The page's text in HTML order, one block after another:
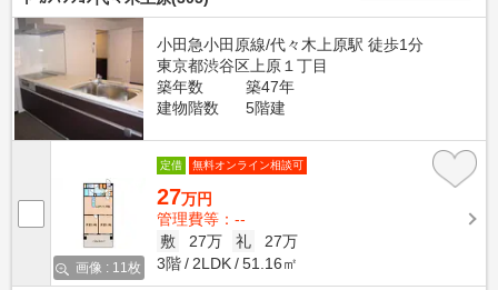
小田急小田原線/代々木上原駅 徒歩1分
東京都渋谷区上原１丁目
築年数
築47年
建物階数
5階建
画像 : 11枚
定借 無料オンライン相談可
27万円
管理費等：--
敷
27万 礼
27万
3階
2LDK 51.16㎡